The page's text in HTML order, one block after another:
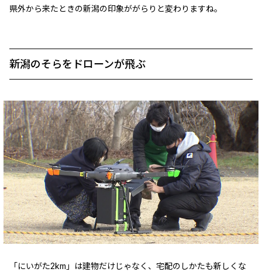
県外から来たときの新潟の印象ががらりと変わりますね。
新潟のそらをドローンが飛ぶ
「にいがた2km」は建物だけじゃなく、宅配のしかたも新しくな